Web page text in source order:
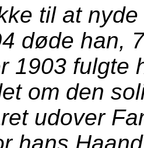
til at nyde
døde han,
1903 fulgte
om den
udover